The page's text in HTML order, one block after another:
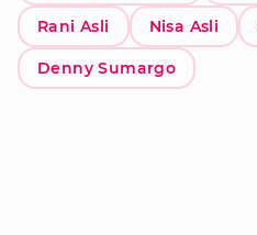
Rani Asli Nisa Asli
Denny Sumargo